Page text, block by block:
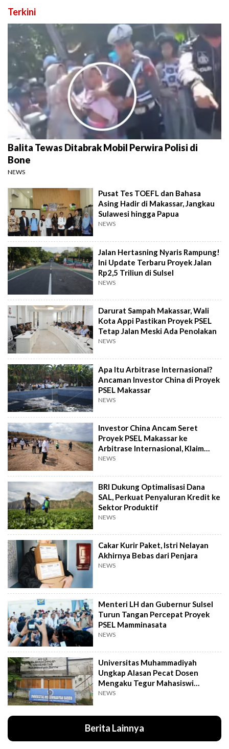
Terkini
Balita Tewas Ditabrak Mobil Perwira Polisi di
Bone
NEWS
Pusat Tes TOEFL dan Bahasa
Asing Hadir di Makassar, Jangkau
Sulawesi hingga Papua
NEWS
Jalan Hertasning Nyaris Rampung!
Ini Update Terbaru Proyek Jalan
Rp2,5 Triliun di Sulsel
NEWS
Darurat Sampah Makassar, Wali
Kota Appi Pastikan Proyek PSEL
Tetap Jalan Meski Ada Penolakan
NEWS
Apa Itu Arbitrase Internasional?
Ancaman Investor China di Proyek
PSEL Makassar
NEWS
Investor China Ancam Seret
Proyek PSEL Makassar ke
Arbitrase Internasional, Klaim
Rugi Rp2,4 T
NEWS
BRI Dukung Optimalisasi Dana
SAL, Perkuat Penyaluran Kredit ke
Sektor Produktif
NEWS
Cakar Kurir Paket, Istri Nelayan
Akhirnya Bebas dari Penjara
NEWS
Menteri LH dan Gubernur Sulsel
Turun Tangan Percepat Proyek
PSEL Mamminasata
NEWS
Universitas Muhammadiyah
Ungkap Alasan Pecat Dosen
Mengaku Tegur Mahasiswi
Berpakaian Ketat
NEWS
Berita Lainnya